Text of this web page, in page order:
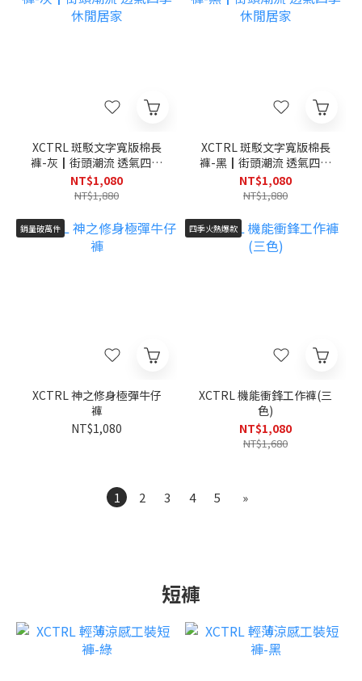
XCTRL 斑駁文字寬版棉長
褲-灰┃街頭潮流 透氣四季
休閒居家
NT$1,080
NT$1,880
XCTRL 斑駁文字寬版棉長
褲-黑┃街頭潮流 透氣四季
休閒居家
NT$1,080
NT$1,880
銷量破萬件
XCTRL 神之修身極彈牛仔
褲
NT$1,080
四季火熱爆款
XCTRL 機能衝鋒工作褲(三
色)
NT$1,080
NT$1,680
1 2 3 4 5 »
短褲